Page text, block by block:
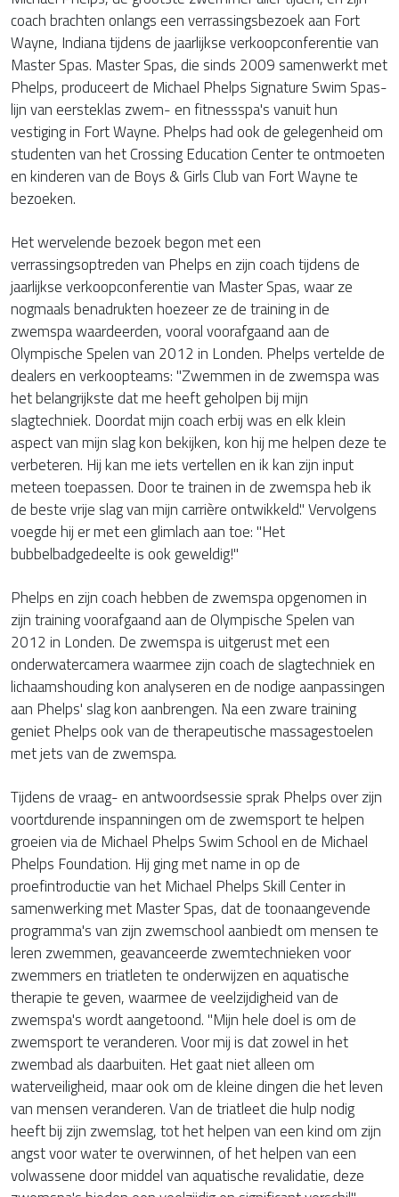
coach brachten onlangs een verrassingsbezoek aan Fort
Wayne, Indiana tijdens de jaarlijkse verkoopconferentie van
Master Spas. Master Spas, die sinds 2009 samenwerkt met
Phelps, produceert de Michael Phelps Signature Swim Spas-
lijn van eersteklas zwem- en fitnessspa's vanuit hun
vestiging in Fort Wayne. Phelps had ook de gelegenheid om
studenten van het Crossing Education Center te ontmoeten
en kinderen van de Boys & Girls Club van Fort Wayne te
bezoeken.
Het wervelende bezoek begon met een
verrassingsoptreden van Phelps en zijn coach tijdens de
jaarlijkse verkoopconferentie van Master Spas, waar ze
nogmaals benadrukten hoezeer ze de training in de
zwemspa waardeerden, vooral voorafgaand aan de
Olympische Spelen van 2012 in Londen. Phelps vertelde de
dealers en verkoopteams: "Zwemmen in de zwemspa was
het belangrijkste dat me heeft geholpen bij mijn
slagtechniek. Doordat mijn coach erbij was en elk klein
aspect van mijn slag kon bekijken, kon hij me helpen deze te
verbeteren. Hij kan me iets vertellen en ik kan zijn input
meteen toepassen. Door te trainen in de zwemspa heb ik
de beste vrije slag van mijn carrière ontwikkeld." Vervolgens
voegde hij er met een glimlach aan toe: "Het
bubbelbadgedeelte is ook geweldig!"
Phelps en zijn coach hebben de zwemspa opgenomen in
zijn training voorafgaand aan de Olympische Spelen van
2012 in Londen. De zwemspa is uitgerust met een
onderwatercamera waarmee zijn coach de slagtechniek en
lichaamshouding kon analyseren en de nodige aanpassingen
aan Phelps' slag kon aanbrengen. Na een zware training
geniet Phelps ook van de therapeutische massagestoelen
met jets van de zwemspa.
Tijdens de vraag- en antwoordsessie sprak Phelps over zijn
voortdurende inspanningen om de zwemsport te helpen
groeien via de Michael Phelps Swim School en de Michael
Phelps Foundation. Hij ging met name in op de
proefintroductie van het Michael Phelps Skill Center in
samenwerking met Master Spas, dat de toonaangevende
programma's van zijn zwemschool aanbiedt om mensen te
leren zwemmen, geavanceerde zwemtechnieken voor
zwemmers en triatleten te onderwijzen en aquatische
therapie te geven, waarmee de veelzijdigheid van de
zwemspa's wordt aangetoond. "Mijn hele doel is om de
zwemsport te veranderen. Voor mij is dat zowel in het
zwembad als daarbuiten. Het gaat niet alleen om
waterveiligheid, maar ook om de kleine dingen die het leven
van mensen veranderen. Van de triatleet die hulp nodig
heeft bij zijn zwemslag, tot het helpen van een kind om zijn
angst voor water te overwinnen, of het helpen van een
volwassene door middel van aquatische revalidatie, deze